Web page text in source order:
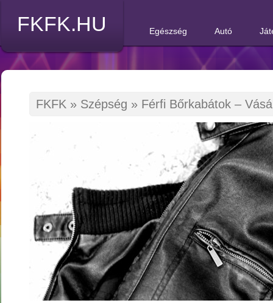
FKFK.HU Egészség Autó
FKFK » Szépség » Férfi Bőrkabátok –